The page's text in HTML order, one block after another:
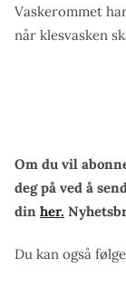
Vaskerommet
når klesvasken
Om du vil
deg på ved å
din her.
Du kan også